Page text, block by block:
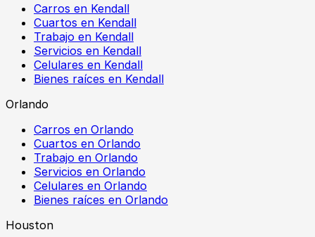
Carros en Kendall
Cuartos en Kendall
Trabajo en Kendall
Servicios en Kendall
Celulares en Kendall
Bienes raíces en Kendall
Orlando
Carros en Orlando
Cuartos en Orlando
Trabajo en Orlando
Servicios en Orlando
Celulares en Orlando
Bienes raíces en Orlando
Houston